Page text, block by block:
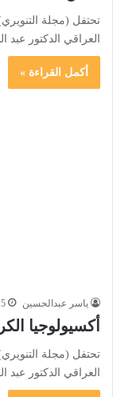
العراقي الدكتور عبد
أكمل القراءة »
ياسر عبدالحسين 15
أكسيولوجيا
العراقي الدكتور عبد